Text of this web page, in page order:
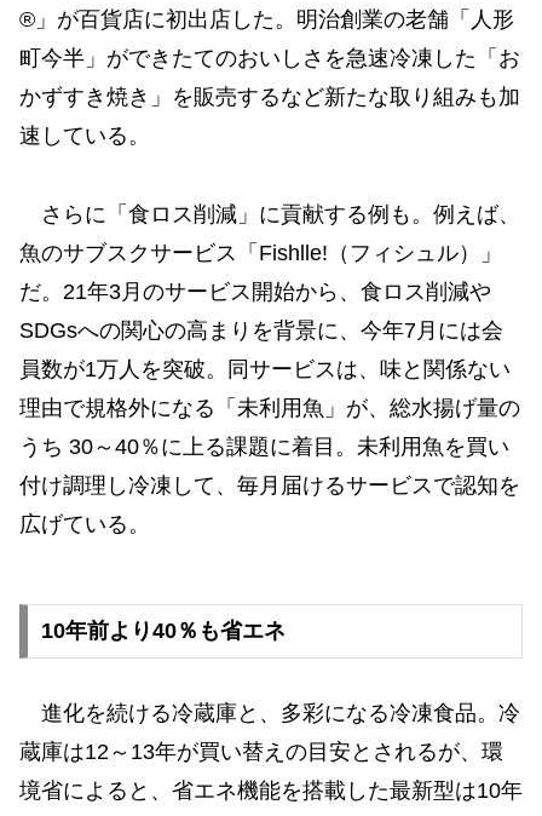
®」が百貨店に初出店した。明治創業の老舗「人形
町今半」ができたてのおいしさを急速冷凍した「お
かずすき焼き」を販売するなど新たな取り組みも加
速している。
さらに「食ロス削減」に貢献する例も。例えば、
魚のサブスクサービス「Fishlle!（フィシュル）」
だ。21年3月のサービス開始から、食ロス削減や
SDGsへの関心の高まりを背景に、今年7月には会
員数が1万人を突破。同サービスは、味と関係ない
理由で規格外になる「未利用魚」が、総水揚げ量の
うち 30～40％に上る課題に着目。未利用魚を買い
付け調理し冷凍して、毎月届けるサービスで認知を
広げている。
10年前より40％も省エネ
進化を続ける冷蔵庫と、多彩になる冷凍食品。冷
蔵庫は12～13年が買い替えの目安とされるが、環
境省によると、省エネ機能を搭載した最新型は10年